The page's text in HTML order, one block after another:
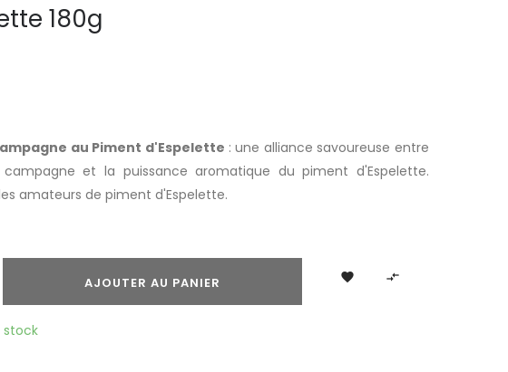
180g
au Piment d'Espelette : une alliance savoureuse entre
et la puissance aromatique du piment d'Espelette.
amateurs de piment d'Espelette.
AJOUTER AU PANIER  
stock